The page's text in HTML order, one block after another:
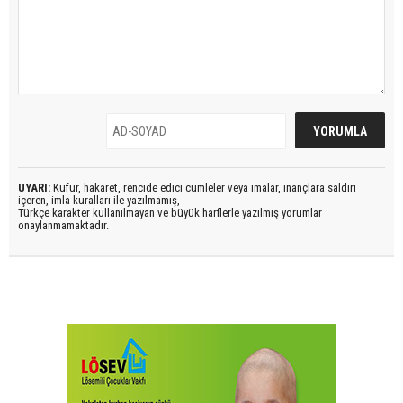
UYARI: Küfür, hakaret, rencide edici cümleler veya imalar, inançlara saldırı
içeren, imla kuralları ile yazılmamış,
Türkçe karakter kullanılmayan ve büyük harflerle yazılmış yorumlar
onaylanmamaktadır.